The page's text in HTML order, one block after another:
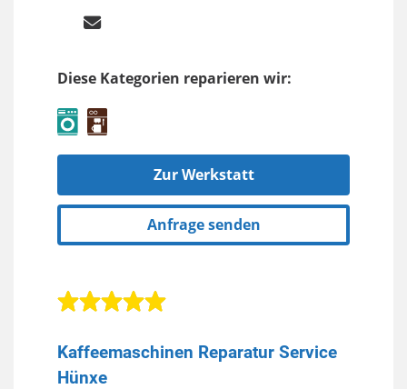
Diese Kategorien reparieren wir:
Zur Werkstatt
Anfrage senden
Kaffeemaschinen Reparatur Service
Hünxe